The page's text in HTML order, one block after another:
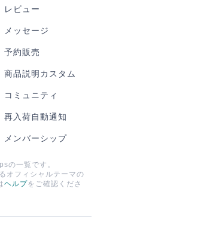
レビュー
メッセージ
予約販売
商品説明カスタム
コミュニティ
再入荷自動通知
メンバーシップ
の一覧です。
オフィシャルテーマの
ヘルプをご確認くださ